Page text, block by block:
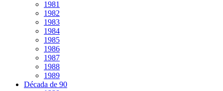
1981
1982
1983
1984
1985
1986
1987
1988
1989
Década de 90